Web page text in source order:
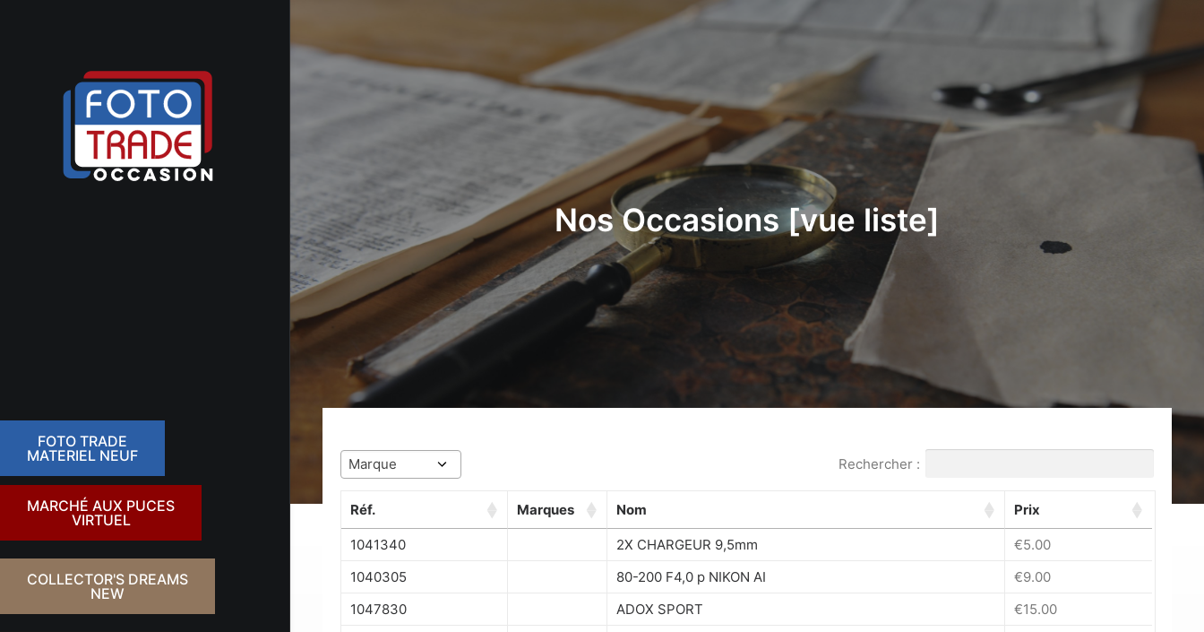
FOTO TRADE
MATERIEL NEUF
MARCHÉ AUX PUCES
VIRTUEL
COLLECTOR'S DREAMS
NEW
Nos Occasions [vue liste]
Marque Rechercher :
Réf. Marques Nom Prix
1041340 2X CHARGEUR 9,5mm €5.00
1040305
80-200 F4,0 p NIKON AI €9.00
1047830
ADOX SPORT €15.00